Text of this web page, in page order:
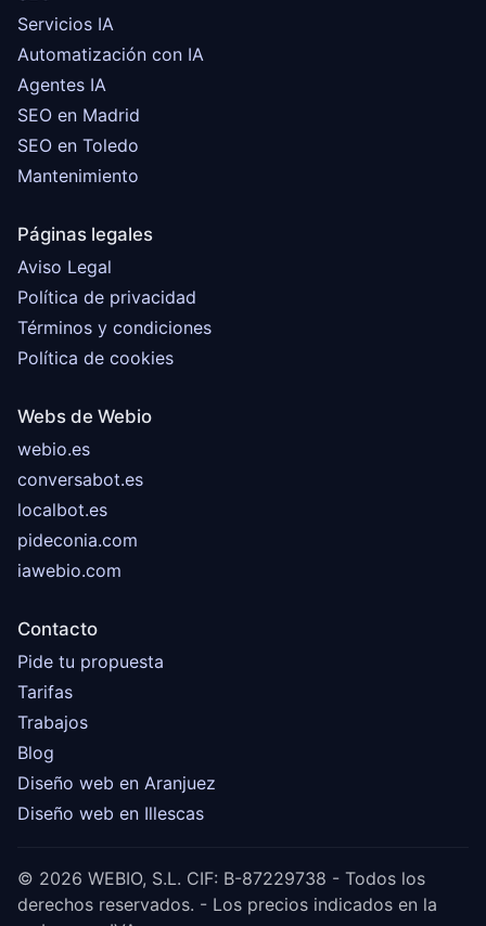
Servicios IA
Automatización con IA
Agentes IA
SEO en Madrid
SEO en Toledo
Mantenimiento
Páginas legales
Aviso Legal
Política de privacidad
Términos y condiciones
Política de cookies
Webs de Webio
webio.es
conversabot.es
localbot.es
pideconia.com
iawebio.com
Contacto
Pide tu propuesta
Tarifas
Trabajos
Blog
Diseño web en Aranjuez
Diseño web en Illescas
© 2026 WEBIO, S.L. CIF: B-87229738 - Todos los
derechos reservados. - Los precios indicados en la